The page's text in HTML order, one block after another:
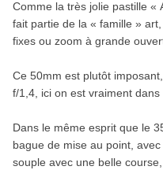
Comme la très jolie pastille «
fait partie de la « famille »
fixes ou zoom à grande
Ce 50mm est plutôt
f/1,4, ici on est vraiment dans
Dans le même esprit que le
bague de mise au point,
souple avec une belle